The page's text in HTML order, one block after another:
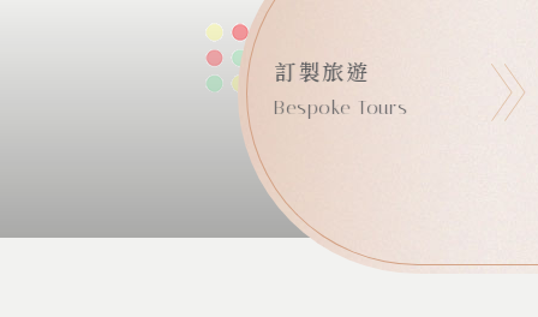
訂製旅遊
Bespoke Tours